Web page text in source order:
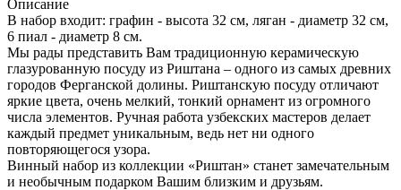
Описание
В набор входит: графин - высота 32 см, ляган - диаметр 32 см,
6 пиал - диаметр 8 см.
Мы рады представить Вам традиционную керамическую
глазурованную посуду из Риштана – одного из самых древних
городов Ферганской долины. Риштанскую посуду отличают
яркие цвета, очень мелкий, тонкий орнамент из огромного
числа элементов. Ручная работа узбекских мастеров делает
каждый предмет уникальным, ведь нет ни одного
повторяющегося узора.
Винный набор из коллекции «Риштан» станет замечательным
и необычным подарком Вашим близким и друзьям.